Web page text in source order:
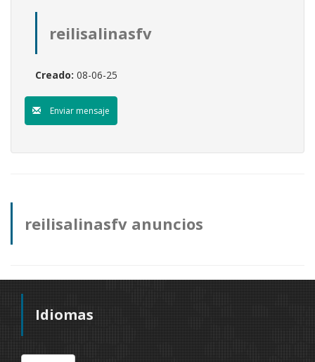
reilisalinasfv
Creado: 08-06-25
Enviar mensaje
reilisalinasfv anuncios
Idiomas